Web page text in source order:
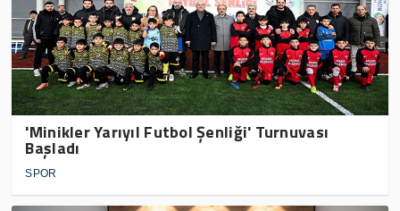
'Minikler Yarıyıl Futbol Şenliği' Turnuvası
Başladı
SPOR